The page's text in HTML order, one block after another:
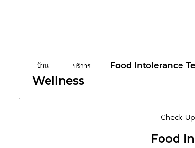
บ้าน บริการ Food Intolerance
Wellness
Check-Up
Food